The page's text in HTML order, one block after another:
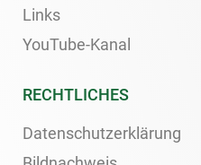
Links
YouTube-Kanal
RECHTLICHES
Datenschutzerklärung